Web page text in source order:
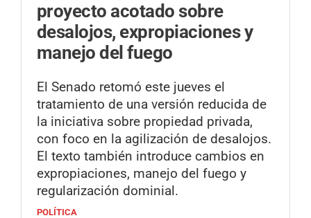
proyecto acotado sobre
desalojos, expropiaciones y
manejo del fuego
El Senado retomó este jueves el
tratamiento de una versión reducida de
la iniciativa sobre propiedad privada,
con foco en la agilización de desalojos.
El texto también introduce cambios en
expropiaciones, manejo del fuego y
regularización dominial.
POLÍTICA